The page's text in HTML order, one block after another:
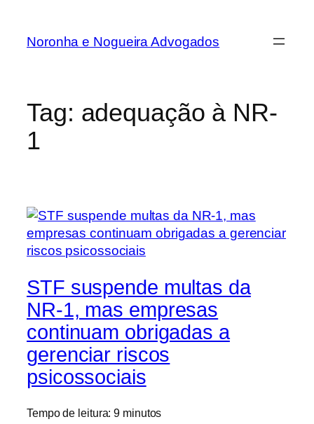
Noronha e Nogueira Advogados
Tag: adequação à NR-
1
STF suspende multas da
NR-1, mas empresas
continuam obrigadas a
gerenciar riscos
psicossociais
Tempo de leitura:9 minutos